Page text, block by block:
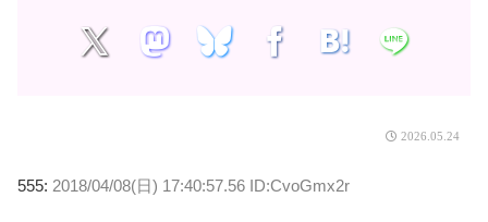
2026.05.24
555: 2018/04/08(日) 17:40:57.56 ID:CvoGmx2r